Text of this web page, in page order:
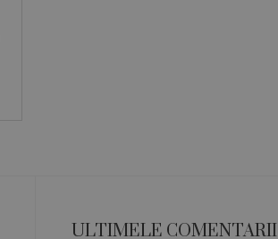
ULTIMELE COMENTARII